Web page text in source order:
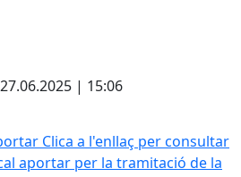
| 15:06
Clica a l'enllaç per consultar
aportar per la tramitació de la